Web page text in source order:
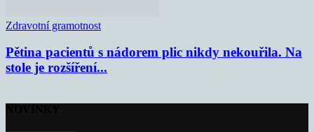
Zdravotní gramotnost
Pětina pacientů s nádorem plic nikdy nekouřila. Na
stole je rozšíření...